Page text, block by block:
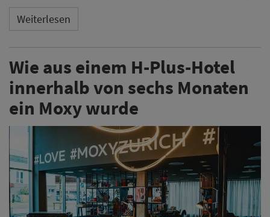
Weiterlesen
Wie aus einem H-Plus-Hotel
innerhalb von sechs Monaten
ein Moxy wurde